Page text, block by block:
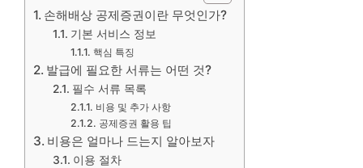
손해배상 공제증권이란 무엇인가?
기본 서비스 정보
핵심 특징
발급에 필요한 서류는 어떤 것?
필수 서류 목록
비용 및 추가 사항
공제증권 활용 팁
비용은 얼마나 드는지 알아보자
이용 절차